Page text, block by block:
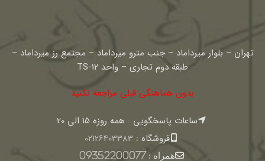
تهران – بلوار میرداماد – جنب مترو میرداماد – مجتمع رز میرداماد –
طبقه دوم تجاری – واحد TS-12
بدون هماهنگی قبلی مراجعه نکنید
ساعات پاسخگویی : همه روزه 15 الی 20
فروشگاه : 02126403383
همراه :09352200077